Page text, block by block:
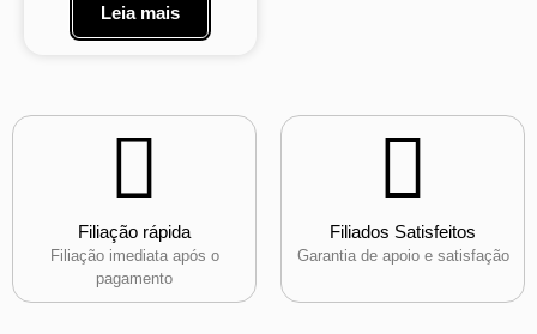
Leia mais
Filiação rápida
Filiação imediata após o
pagamento
Filiados Satisfeitos
Garantia de apoio e satisfação